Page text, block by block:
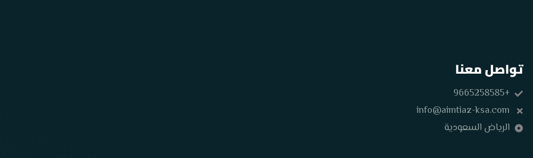
تواصل معنا
+9665258585
info@aimtiaz-ksa.com
الرياض السعودية